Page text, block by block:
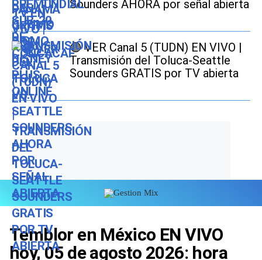
Sounders AHORA por señal abierta
🟣 VER Canal 5 (TUDN) EN VIVO |
Transmisión del Toluca-Seattle
Sounders GRATIS por TV abierta